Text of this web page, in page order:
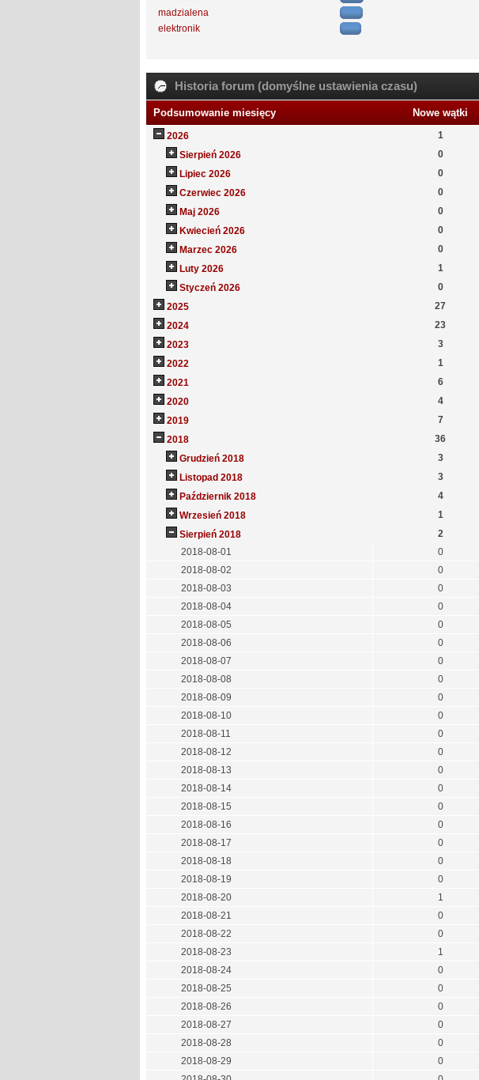
madzialena
elektronik
Historia forum (domyślne ustawienia czasu)
Podsumowanie miesięcy Nowe wątki
2026 1
Sierpień 2026
0
Lipiec 2026
0
Czerwiec 2026
0
Maj 2026
0
Kwiecień 2026
0
Marzec 2026
0
Luty 2026
1
Styczeń 2026
0
2025
27
2024
23
2023
3
2022
1
2021
6
2020
4
2019
7
2018
36
Grudzień 2018
3
Listopad 2018
3
Październik 2018
4
Wrzesień 2018
1
Sierpień 2018
2
2018-08-01
0
2018-08-02
0
2018-08-03
0
2018-08-04
0
2018-08-05
0
2018-08-06
0
2018-08-07
0
2018-08-08
0
2018-08-09
0
2018-08-10
0
2018-08-11
0
2018-08-12
0
2018-08-13
0
2018-08-14
0
2018-08-15
0
2018-08-16
0
2018-08-17
0
2018-08-18
0
2018-08-19
0
2018-08-20
1
2018-08-21
0
2018-08-22
0
2018-08-23
1
2018-08-24
0
2018-08-25
0
2018-08-26
0
2018-08-27
0
2018-08-28
0
2018-08-29
0